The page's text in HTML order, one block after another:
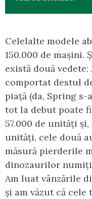
Celelalte modele
150.000 de mașini.
există două
comportat destul
piață (da, Spring s-
tot la debut poate
57.000 de unități
unități, cele două
măsură pierderile
dinozaurilor numiți
Am luat vânzările
și am văzut că